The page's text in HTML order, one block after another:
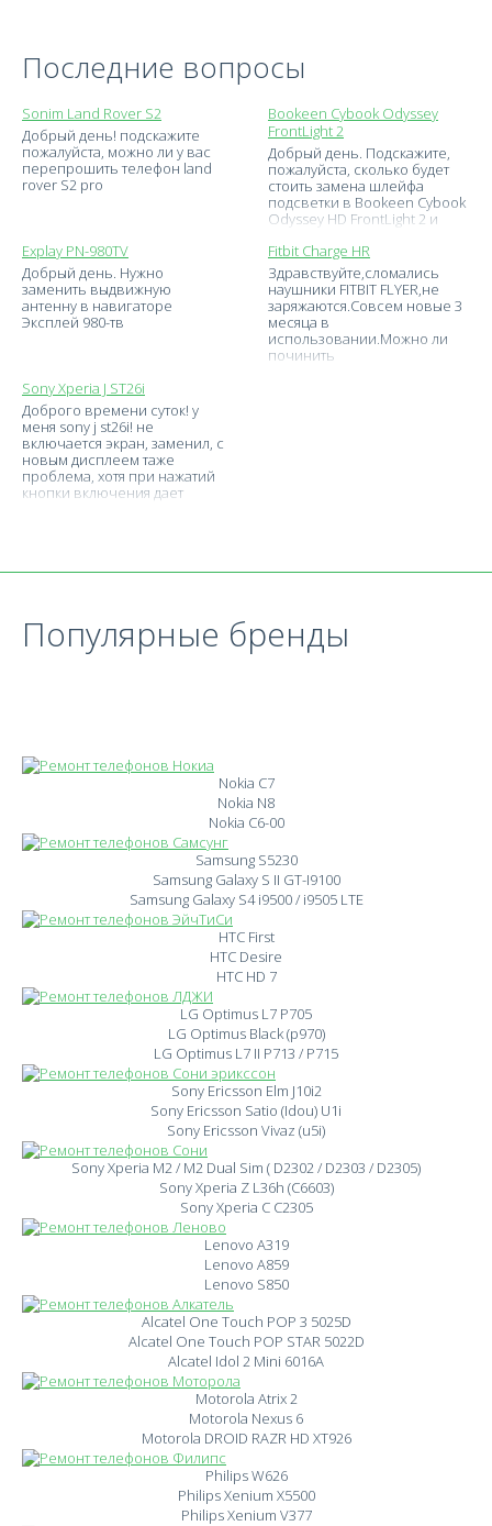
Последние вопросы
Sonim Land Rover S2
Добрый день! подскажите
пожалуйста, можно ли у вас
перепрошить телефон land
rover S2 pro
Bookeen Cybook Odyssey
FrontLight 2
Добрый день. Подскажите,
пожалуйста, сколько будет
стоить замена шлейфа
подсветки в Bookeen Cybook
Odyssey HD FrontLight 2 и
Explay PN-980TV
Добрый день. Нужно
заменить выдвижную
антенну в навигаторе
Эксплей 980-тв
Fitbit Charge HR
Здравствуйте,сломались
наушники FITBIT FLYER,не
заряжаются.Совсем новые 3
месяца в
использовании.Можно ли
починить
Sony Xperia J ST26i
Доброго времени суток! у
меня sony j st26i! не
включается экран, заменил, с
новым дисплеем таже
проблема, хотя при нажатий
кнопки включения дает
Популярные бренды
Nokia C7
Nokia N8
Nokia C6-00
Samsung S5230
Samsung Galaxy S II GT-I9100
Samsung Galaxy S4 i9500 / i9505 LTE
HTC First
HTC Desire
HTC HD 7
LG Optimus L7 P705
LG Optimus Black (p970)
LG Optimus L7 II P713 / P715
Sony Ericsson Elm J10i2
Sony Ericsson Satio (Idou) U1i
Sony Ericsson Vivaz (u5i)
Sony Xperia M2 / M2 Dual Sim ( D2302 / D2303 / D2305)
Sony Xperia Z L36h (C6603)
Sony Xperia C C2305
Lenovo A319
Lenovo A859
Lenovo S850
Alcatel One Touch POP 3 5025D
Alcatel One Touch POP STAR 5022D
Alcatel Idol 2 Mini 6016A
Motorola Atrix 2
Motorola Nexus 6
Motorola DROID RAZR HD XT926
Philips W626
Philips Xenium X5500
Philips Xenium V377